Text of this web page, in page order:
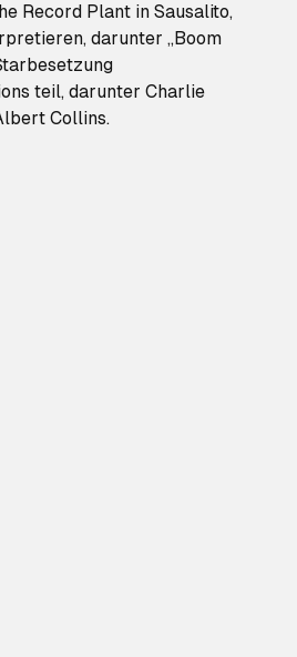
Record Plant in Sausalito,
darunter „Boom
teil, darunter Charlie
Collins.